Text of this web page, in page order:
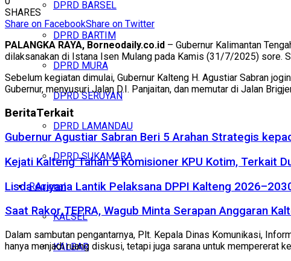
DPRD BARSEL
DPRD BARTIM
DPRD MURA
DPRD SERUYAN
DPRD LAMANDAU
DPRD SUKAMARA
Regional
KALSEL
KALBAR
SHARES
Share on FacebookShare on Twitter
PALANGKA RAYA, Borneodaily.co.id – Gubernur Kalimantan
dilaksanakan di Istana Isen Mulang pada Kamis (31/7/2025) sore.
Sebelum kegiatan dimulai, Gubernur Kalteng H. Agustiar Sabran
Gubernur, menyusuri Jalan D.I. Panjaitan, dan memutar di Jalan
BeritaTerkait
Gubernur Agustiar Sabran Beri 5 Arahan Strategis
Kejati Kalteng Tahan 5 Komisioner KPU Kotim, Terkait
Lisda Ariyana Lantik Pelaksana DPPI Kalteng
Saat Rakor TEPRA, Wagub Minta Serapan Anggaran
Dalam sambutan pengantarnya, Plt. Kepala Dinas Komunikasi,
hanya menjadi ruang diskusi, tetapi juga sarana untuk mempererat